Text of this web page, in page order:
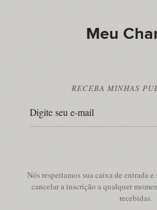
Meu
RECEBA MINHAS
Nós respeitamos sua caixa de entrada
cancelar a inscrição a qualquer
recebidas.